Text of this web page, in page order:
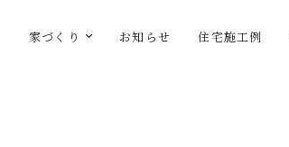
家づくり お知らせ 住宅施工例